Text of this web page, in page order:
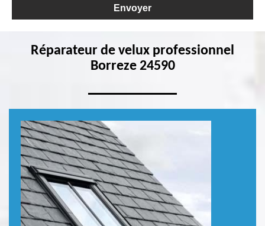
Réparateur de velux professionnel
Borreze 24590